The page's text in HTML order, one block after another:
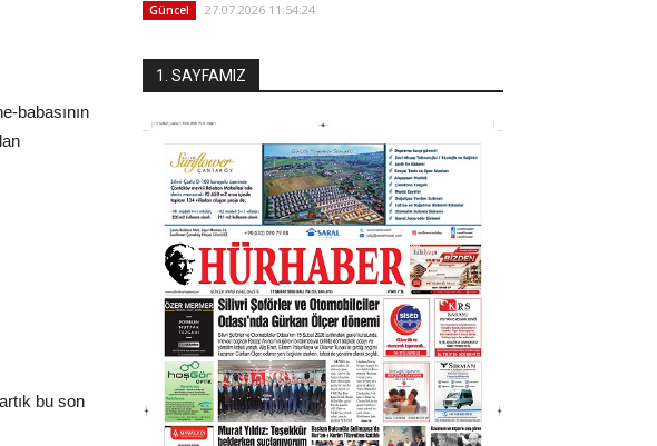
babasının
bu son
Güncel 27.07.2026 11:54:24
1. SAYFAMIZ